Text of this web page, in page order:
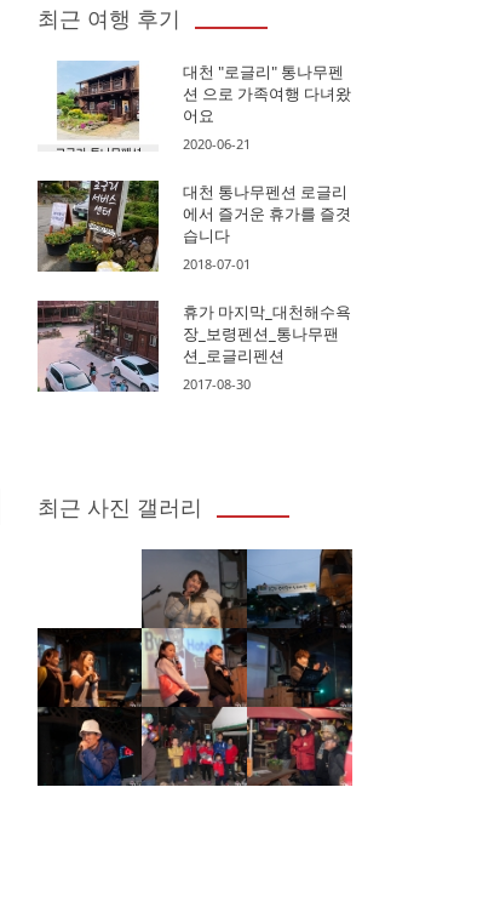
최근 여행 후기
대천 "로글리" 통나무펜
션 으로 가족여행 다녀왔
어요
2020-06-21
대천 통나무펜션 로글리
에서 즐거운 휴가를 즐겻
습니다
2018-07-01
휴가 마지막_대천해수욕
장_보령펜션_통나무팬
션_로글리펜션
2017-08-30
최근 사진 갤러리